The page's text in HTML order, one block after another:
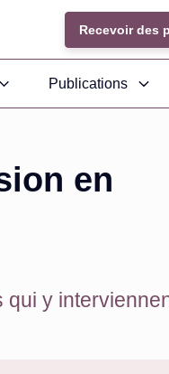
Recevoir des
Publications
en
y